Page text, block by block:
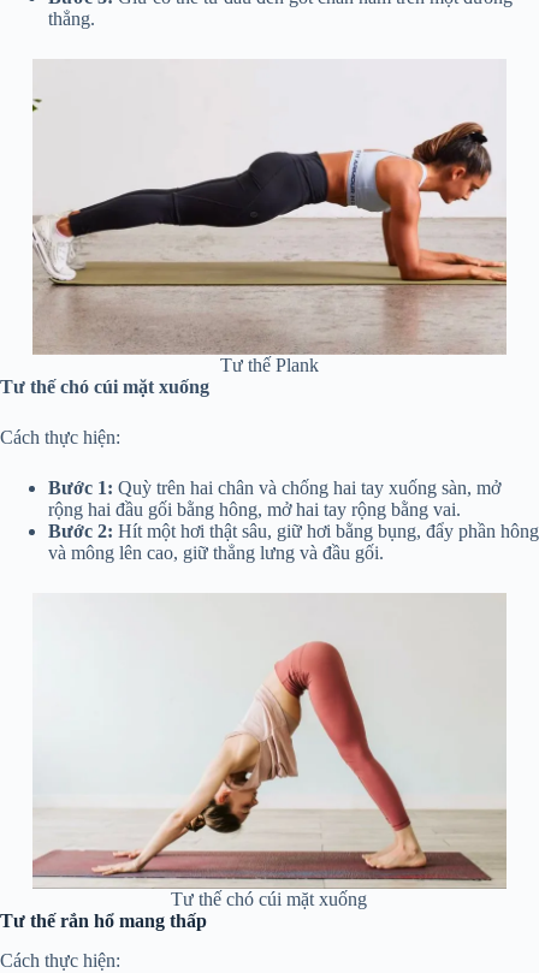
thẳng.
Tư thế Plank
Tư thế chó cúi mặt xuống
Cách thực hiện:
Bước 1: Quỳ trên hai chân và chống hai tay xuống sàn, mở
rộng hai đầu gối bằng hông, mở hai tay rộng bằng vai.
Bước 2: Hít một hơi thật sâu, giữ hơi bằng bụng, đẩy phần hông
và mông lên cao, giữ thẳng lưng và đầu gối.
Tư thế chó cúi mặt xuống
Tư thế rắn hổ mang thấp
Cách thực hiện: